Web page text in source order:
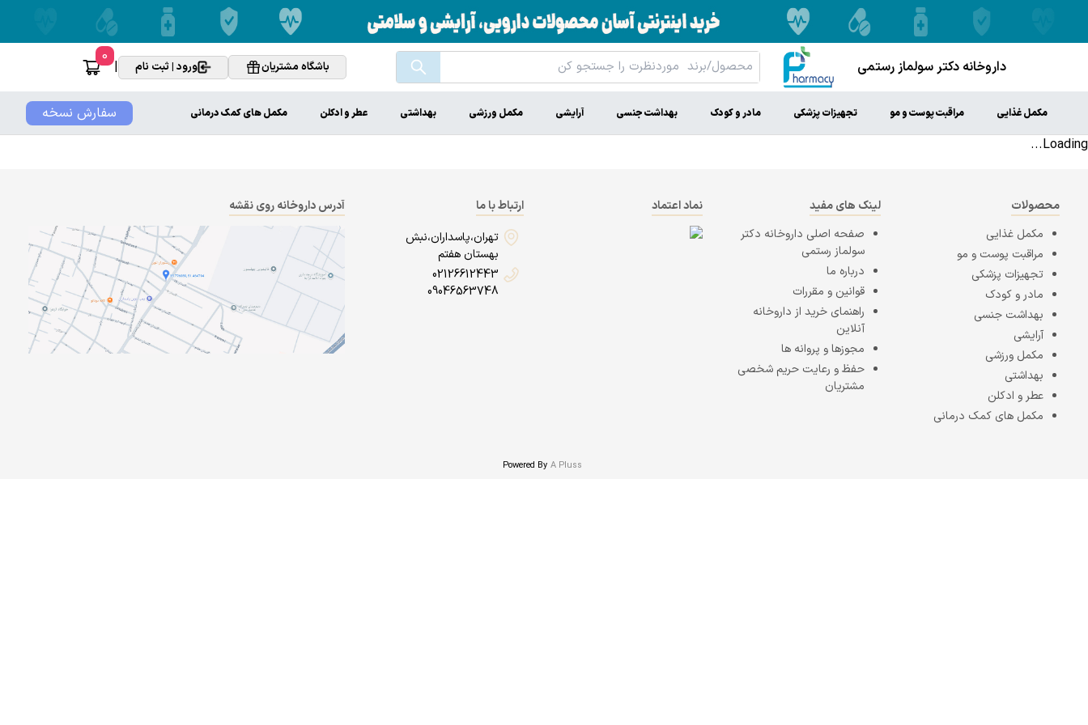
داروخانه دکتر سولماز رستمی باشگاه مشتریان ورود | ثبت نام |
0
سفارش نسخه مکمل غذایی مراقبت پوست و مو تجهیزات پزشکی مادر و کودک بهداشت جنسی آرایشی مکمل ورزشی بهداشتی عطر و ادکلن مکمل های کمک درمانی
Loading...
محصولات
مکمل غذایی
مراقبت پوست و مو
تجهیزات پزشکی
مادر و کودک
بهداشت جنسی
آرایشی
مکمل ورزشی
بهداشتی
عطر و ادکلن
مکمل های کمک درمانی
لینک های مفید
صفحه اصلی داروخانه دکتر
سولماز رستمی
درباره ما
قوانین و مقررات
راهنمای خرید از داروخانه
آنلاین
مجوزها و پروانه ها
حفظ و رعایت حریم شخصی
مشتریان
نماد اعتماد
ارتباط با ما
تهران،پاسداران،نبش
بهستان هفتم
02126612443
09046563748
آدرس داروخانه روی نقشه
A Pluss
Powered By